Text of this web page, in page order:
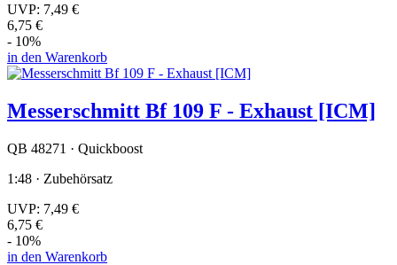
UVP: 7,49 €
6,75 €
- 10%
in den Warenkorb
Messerschmitt Bf 109 F - Exhaust [ICM]
QB 48271 · Quickboost
1:48 · Zubehörsatz
UVP: 7,49 €
6,75 €
- 10%
in den Warenkorb